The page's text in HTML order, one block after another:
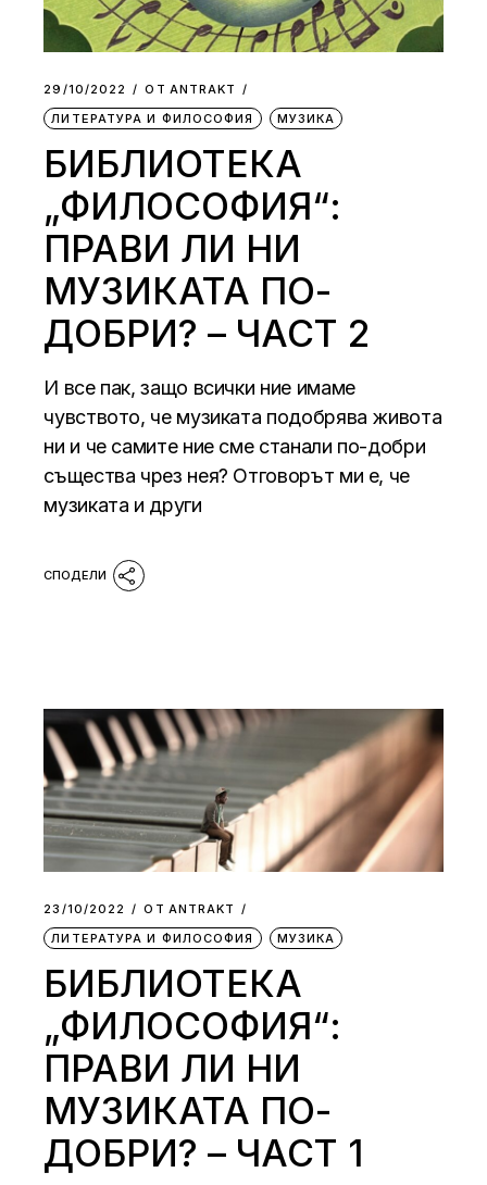
29/10/2022 ОТ АNTRAKT
ЛИТЕРАТУРА И ФИЛОСОФИЯ
МУЗИКА
БИБЛИОТЕКА
„ФИЛОСОФИЯ“:
ПРАВИ ЛИ НИ
МУЗИКАТА ПО-
ДОБРИ? – ЧАСТ 2
И все пак, защо всички ние имаме
чувството, че музиката подобрява живота
ни и че самите ние сме станали по-добри
същества чрез нея? Отговорът ми е, че
музиката и други
23/10/2022 ОТ АNTRAKT
ЛИТЕРАТУРА И ФИЛОСОФИЯ
МУЗИКА
БИБЛИОТЕКА
„ФИЛОСОФИЯ“:
ПРАВИ ЛИ НИ
МУЗИКАТА ПО-
ДОБРИ? – ЧАСТ 1